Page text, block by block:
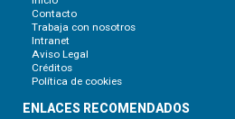
Contacto
Trabaja con nosotros
Intranet
Aviso Legal
Créditos
Política de cookies
ENLACES RECOMENDADOS